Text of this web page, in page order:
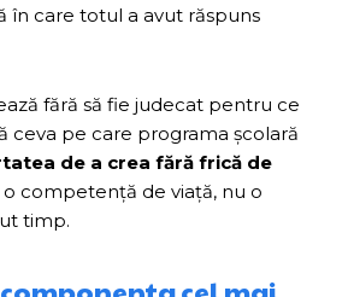
în care totul a avut răspuns
fără să fie judecat pentru ce
ceva pe care programa școlară
de a crea fără frică de
o competență de viață, nu o
timp.